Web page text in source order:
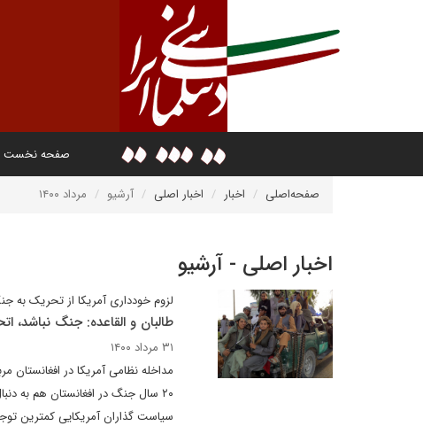
صفحه نخست
صفحه‌اصلی اخبار اخبار اصلی آرشیو مرداد ۱۴۰۰
اخبار اصلی - آرشیو
لزوم خودداری آمریکا از تحریک به
طالبان و القاعده: جنگ نباشد،
۳۱ مرداد ۱۴۰۰
مداخله نظامی آمریکا در افغانستان
۲۰ سال جنگ در افغانستان هم به